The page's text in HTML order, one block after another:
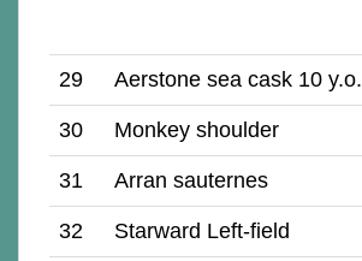
29 Aerstone sea cask 10 y.o.
30 Monkey shoulder
31 Arran sauternes
32 Starward Left-field